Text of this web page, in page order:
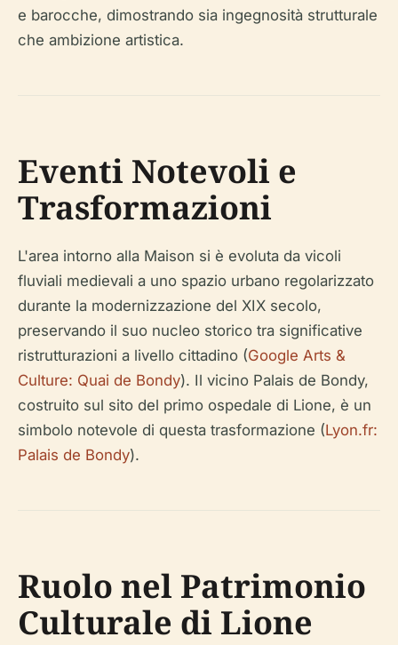
e barocche, dimostrando sia ingegnosità strutturale
che ambizione artistica.
Eventi Notevoli e
Trasformazioni
L'area intorno alla Maison si è evoluta da vicoli
fluviali medievali a uno spazio urbano regolarizzato
durante la modernizzazione del XIX secolo,
preservando il suo nucleo storico tra significative
ristrutturazioni a livello cittadino (Google Arts &
Culture: Quai de Bondy). Il vicino Palais de Bondy,
costruito sul sito del primo ospedale di Lione, è un
simbolo notevole di questa trasformazione (Lyon.fr:
Palais de Bondy).
Ruolo nel Patrimonio
Culturale di Lione